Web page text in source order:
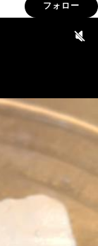
フォロー